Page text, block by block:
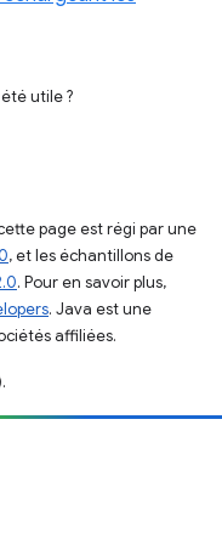
utile ?
page est régi par une
, et les échantillons de
. Pour en savoir plus,
. Java est une
affiliées.